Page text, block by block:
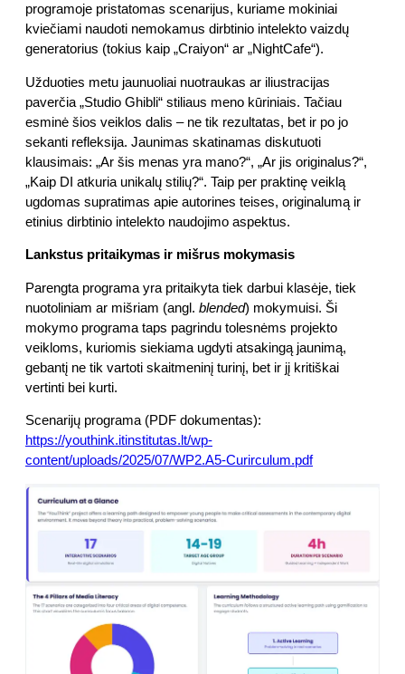
programoje pristatomas scenarijus, kuriame mokiniai
kviečiami naudoti nemokamus dirbtinio intelekto vaizdų
generatorius (tokius kaip „Craiyon“ ar „NightCafe“).
Užduoties metu jaunuoliai nuotraukas ar iliustracijas
paverčia „Studio Ghibli“ stiliaus meno kūriniais. Tačiau
esminė šios veiklos dalis – ne tik rezultatas, bet ir po jo
sekanti refleksija. Jaunimas skatinamas diskutuoti
klausimais: „Ar šis menas yra mano?“, „Ar jis originalus?“,
„Kaip DI atkuria unikalų stilių?“. Taip per praktinę veiklą
ugdomas supratimas apie autorines teises, originalumą ir
etinius dirbtinio intelekto naudojimo aspektus.
Lankstus pritaikymas ir mišrus mokymasis
Parengta programa yra pritaikyta tiek darbui klasėje, tiek
nuotoliniam ar mišriam (angl. blended) mokymuisi. Ši
mokymo programa taps pagrindu tolesnėms projekto
veikloms, kuriomis siekiama ugdyti atsakingą jaunimą,
gebantį ne tik vartoti skaitmeninį turinį, bet ir jį kritiškai
vertinti bei kurti.
Scenarijų programa (PDF dokumentas):
https://youthink.itinstitutas.lt/wp-
content/uploads/2025/07/WP2.A5-Curirculum.pdf